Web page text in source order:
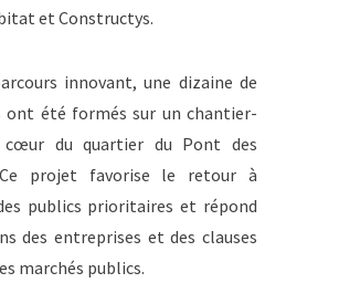
et Constructys.
innovant, une dizaine de
ont été formés sur un chantier-
cœur du quartier du Pont des
Ce projet favorise le retour à
publics prioritaires et répond
des entreprises et des clauses
marchés publics.